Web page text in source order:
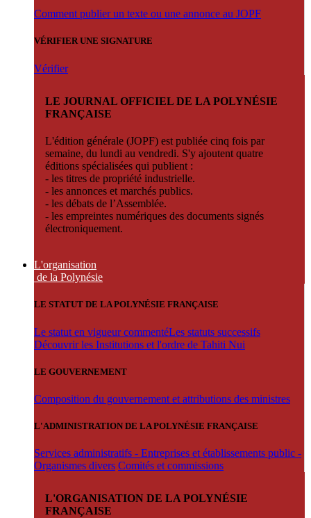
Comment publier un texte ou une annonce au JOPF
VÉRIFIER UNE SIGNATURE
Vérifier
LE JOURNAL OFFICIEL DE LA POLYNÉSIE
FRANÇAISE
L'édition générale (JOPF) est publiée cinq fois par
semaine, du lundi au vendredi. S'y ajoutent quatre
éditions spécialisées qui publient :
- les titres de propriété industrielle.
- les annonces et marchés publics.
- les débats de l’Assemblée.
- les empreintes numériques des documents signés
électroniquement.
L'organisation
de la Polynésie
LE STATUT DE LA POLYNÉSIE FRANÇAISE
Le statut en vigueur commentéLes statuts successifs
Découvrir les Institutions et l'ordre de Tahiti Nui
LE GOUVERNEMENT
Composition du gouvernement et attributions des ministres
L'ADMINISTRATION DE LA POLYNÉSIE FRANÇAISE
Services administratifs - Entreprises et établissements public -
Organismes divers Comités et commissions
L'ORGANISATION DE LA POLYNÉSIE
FRANÇAISE